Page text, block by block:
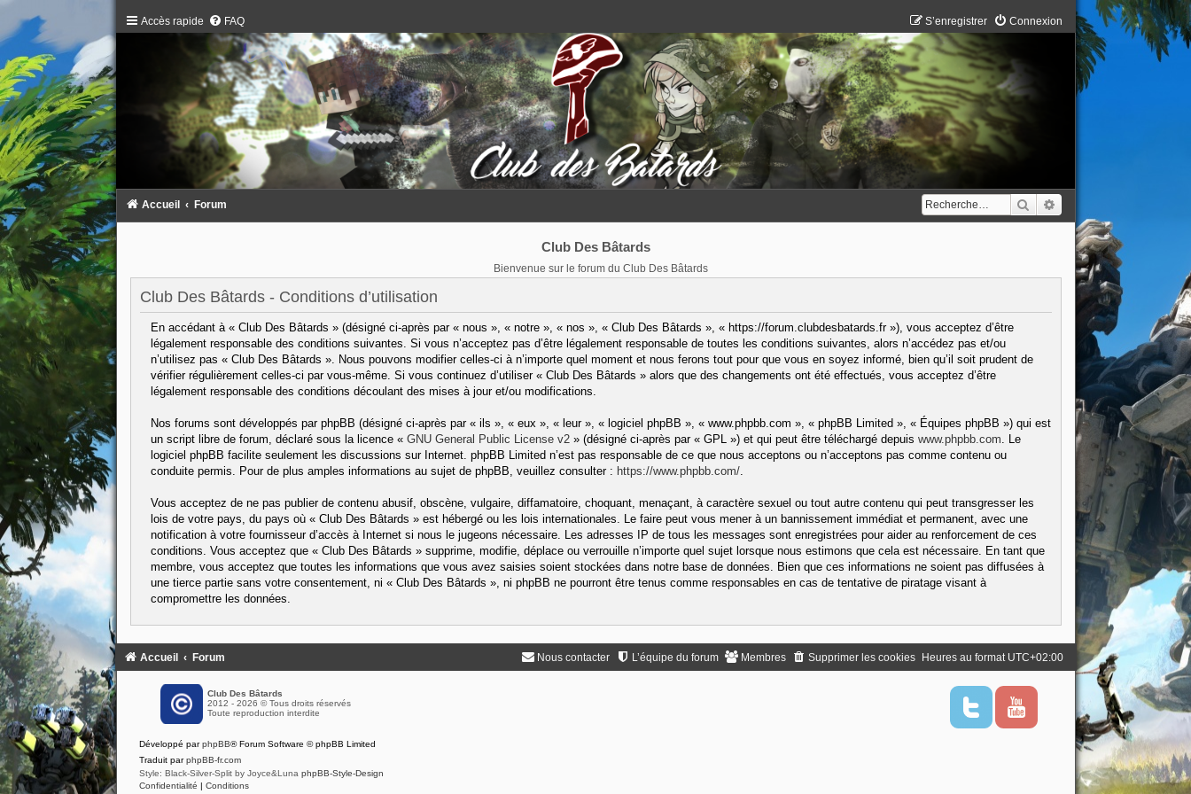
Accès rapide FAQ Connexion
S’enregistrer
Rechercher
Accueil Forum
Club Des Bâtards
Bienvenue sur le forum du Club Des Bâtards
Club Des Bâtards - Conditions d’utilisation
En accédant à « Club Des Bâtards » (désigné ci-après par « nous », « notre », « nos », « Club Des Bâtards », « https://forum.clubdesbatards.fr »), vous acceptez d’être
légalement responsable des conditions suivantes. Si vous n’acceptez pas d’être légalement responsable de toutes les conditions suivantes, alors n’accédez pas et/ou
n’utilisez pas « Club Des Bâtards ». Nous pouvons modifier celles-ci à n’importe quel moment et nous ferons tout pour que vous en soyez informé, bien qu’il soit prudent de
vérifier régulièrement celles-ci par vous-même. Si vous continuez d’utiliser « Club Des Bâtards » alors que des changements ont été effectués, vous acceptez d’être
légalement responsable des conditions découlant des mises à jour et/ou modifications.
Nos forums sont développés par phpBB (désigné ci-après par « ils », « eux », « leur », « logiciel phpBB », « www.phpbb.com », « phpBB Limited », « Équipes phpBB ») qui est
un script libre de forum, déclaré sous la licence « GNU General Public License v2» (désigné ci-après par « GPL ») et qui peut être téléchargé depuis www.phpbb.com. Le
logiciel phpBB facilite seulement les discussions sur Internet. phpBB Limited n’est pas responsable de ce que nous acceptons ou n’acceptons pas comme contenu ou
conduite permis. Pour de plus amples informations au sujet de phpBB, veuillez consulter : https://www.phpbb.com/.
Vous acceptez de ne pas publier de contenu abusif, obscène, vulgaire, diffamatoire, choquant, menaçant, à caractère sexuel ou tout autre contenu qui peut transgresser les
lois de votre pays, du pays où « Club Des Bâtards » est hébergé ou les lois internationales. Le faire peut vous mener à un bannissement immédiat et permanent, avec une
notification à votre fournisseur d’accès à Internet si nous le jugeons nécessaire. Les adresses IP de tous les messages sont enregistrées pour aider au renforcement de ces
conditions. Vous acceptez que « Club Des Bâtards » supprime, modifie, déplace ou verrouille n’importe quel sujet lorsque nous estimons que cela est nécessaire. En tant que
membre, vous acceptez que toutes les informations que vous avez saisies soient stockées dans notre base de données. Bien que ces informations ne soient pas diffusées à
une tierce partie sans votre consentement, ni « Club Des Bâtards », ni phpBB ne pourront être tenus comme responsables en cas de tentative de piratage visant à
compromettre les données.
Accueil Forum Heures au format UTC+02:00
Supprimer les cookies
Membres
L’équipe du forum
Nous contacter
Club Des Bâtards
2012 - 2026 © Tous droits réservés
Toute reproduction interdite
T
i
Y
u
Développé parphpBB® Forum Software © phpBB Limited
Traduit parphpBB-fr.com
Style: Black-Silver-Split by Joyce&Luna phpBB-Style-Design
Confidentialité | Conditions